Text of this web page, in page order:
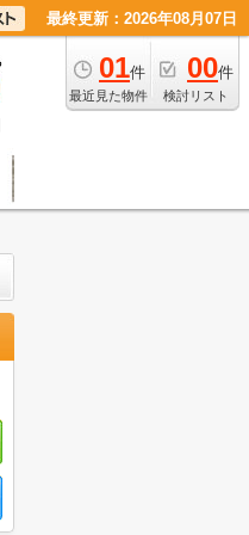
最終更新：2026年08月07日
01件
最近見た物件
00件
検討リスト